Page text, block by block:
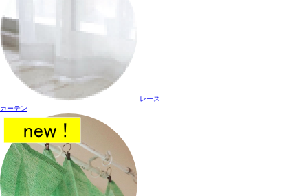
レース
カーテン